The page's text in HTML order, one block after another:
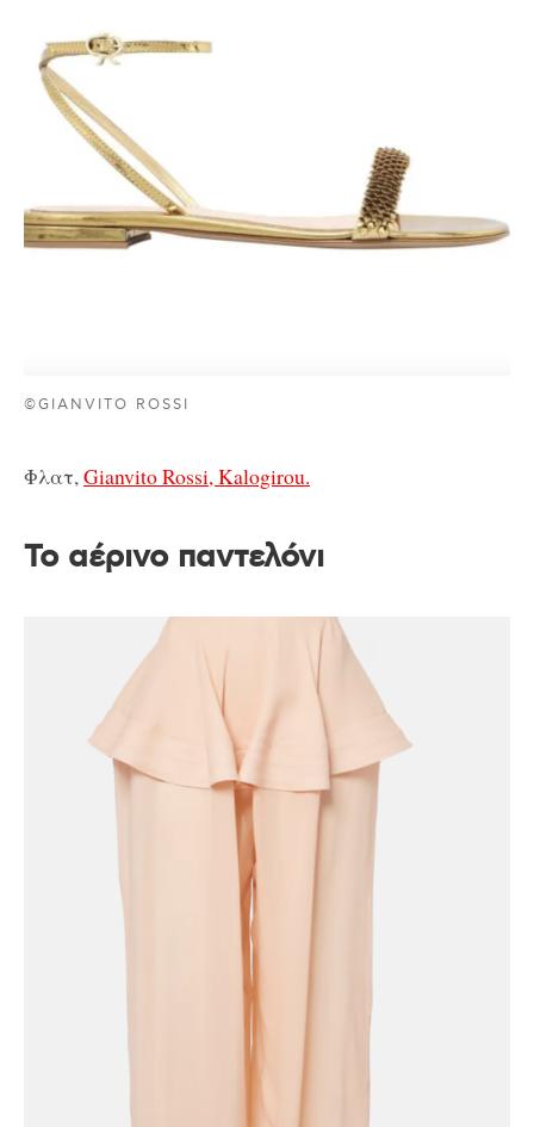
©GIANVITO ROSSI
Φλατ, Gianvito Rossi, Kalogirou.
Το αέρινο παντελόνι